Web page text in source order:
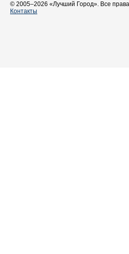
© 2005–2026 «Лучший Город». Все
Контакты